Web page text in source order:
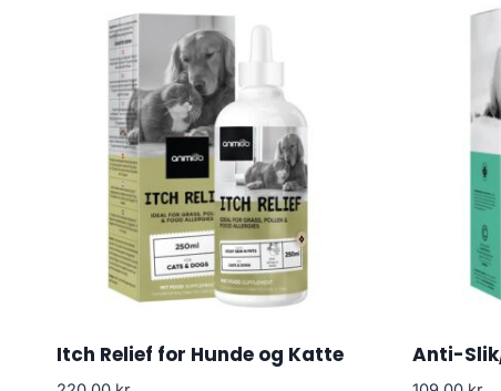
Itch Relief for Hunde og Katte Anti-